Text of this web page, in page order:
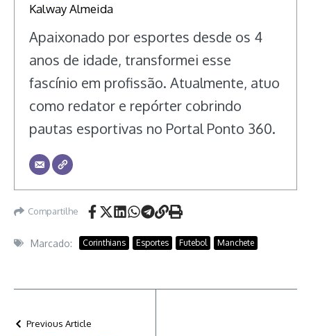
Kalway Almeida
Apaixonado por esportes desde os 4
anos de idade, transformei esse
fascínio em profissão. Atualmente, atuo
como redator e repórter cobrindo
pautas esportivas no Portal Ponto 360.
Compartilhe
Marcado: Corinthians Esportes Futebol Manchete
Previous Article